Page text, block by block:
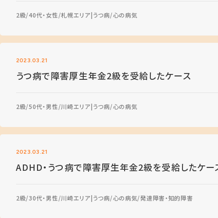
2級 40代・女性 札幌エリア うつ病 心の病気
2023.03.21
うつ病で障害厚生年金2級を受給したケース
2級 50代・男性 川崎エリア うつ病 心の病気
2023.03.21
ADHD・うつ病で障害厚生年金2級を受給したケー
2級 30代・男性 川崎エリア うつ病 心の病気 発達障害・知的障害